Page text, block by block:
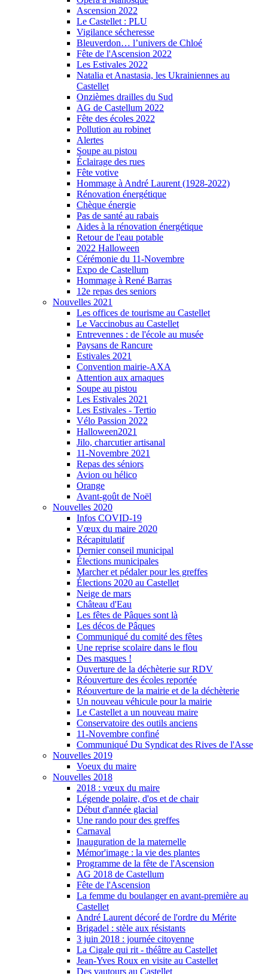
Ascension 2022
Le Castellet : PLU
Vigilance sécheresse
Bleuverdon… l’univers de Chloé
Fête de l'Ascension 2022
Les Estivales 2022
Natalia et Anastasia, les Ukrainiennes au
Castellet
Onzièmes drailles du Sud
AG de Castellum 2022
Fête des écoles 2022
Pollution au robinet
Alertes
Soupe au pistou
Éclairage des rues
Fête votive
Hommage à André Laurent (1928-2022)
Rénovation énergétique
Chèque énergie
Pas de santé au rabais
Aides à la rénovation énergétique
Retour de l'eau potable
2022 Halloween
Cérémonie du 11-Novembre
Expo de Castellum
Hommage à René Barras
12e repas des seniors
Nouvelles 2021
Les offices de tourisme au Castellet
Le Vaccinobus au Castellet
Entrevennes : de l'école au musée
Paysans de Rancure
Estivales 2021
Convention mairie-AXA
Attention aux arnaques
Soupe au pistou
Les Estivales 2021
Les Estivales - Tertio
Vélo Passion 2022
Halloween2021
Jilo, charcutier artisanal
11-Novembre 2021
Repas des séniors
Avion ou hélico
Orange
Avant-goût de Noël
Nouvelles 2020
Infos COVID-19
Vœux du maire 2020
Récapitulatif
Dernier conseil municipal
Élections municipales
Marcher et pédaler pour les greffes
Élections 2020 au Castellet
Neige de mars
Château d'Eau
Les fêtes de Pâques sont là
Les décos de Pâques
Communiqué du comité des fêtes
Une reprise scolaire dans le flou
Des masques !
Ouverture de la déchèterie sur RDV
Réouverture des écoles reportée
Réouverture de la mairie et de la déchèterie
Un nouveau véhicule pour la mairie
Le Castellet a un nouveau maire
Conservatoire des outils anciens
11-Novembre confiné
Communiqué Du Syndicat des Rives de l'Asse
Nouvelles 2019
Voeux du maire
Nouvelles 2018
2018 : vœux du maire
Légende polaire, d'os et de chair
Début d'année glacial
Une rando pour des greffes
Carnaval
Inauguration de la maternelle
Mémor'image : la vie des plantes
Programme de la fête de l'Ascension
AG 2018 de Castellum
Fête de l'Ascension
La femme du boulanger en avant-première au
Castellet
André Laurent décoré de l'ordre du Mérite
Brigadel : stèle aux résistants
3 juin 2018 : journée citoyenne
La Cigale qui rit - théâtre au Castellet
Jean-Yves Roux en visite au Castellet
Des vautours au Castellet